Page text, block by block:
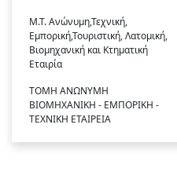
Μ.Τ. Ανώνυμη,Τεχνική,
Εμπορική,Τουριστική, Λατομική,
Βιομηχανική και Κτηματική
Εταιρία
ΤΟΜΗ ΑΝΩΝΥΜΗ
ΒΙΟΜΗΧΑΝΙΚΗ - ΕΜΠΟΡΙΚΗ -
ΤΕΧΝΙΚΗ ΕΤΑΙΡΕΙΑ